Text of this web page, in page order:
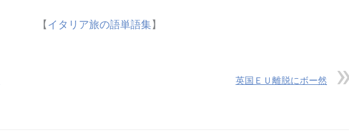
【 イタリア旅の語単語集】
英国ＥＵ離脱にボー然